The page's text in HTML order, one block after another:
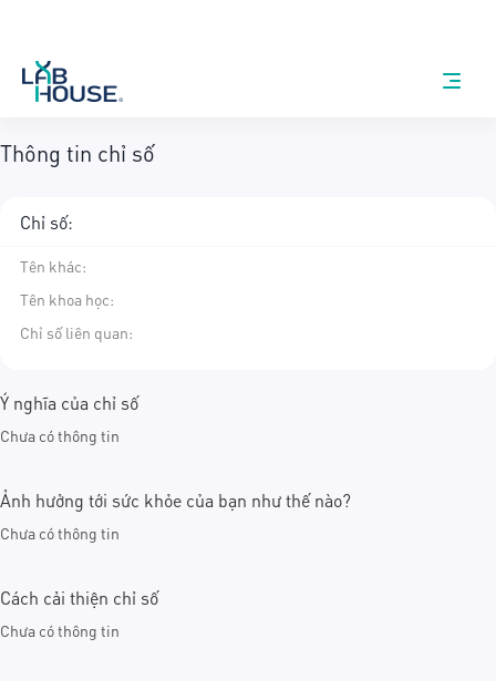
Thông tin chỉ số
Chỉ số:
Tên khác:
Tên khoa học:
Chỉ số liên quan:
Ý nghĩa của chỉ số
Chưa có thông tin
Ảnh hưởng tới sức khỏe của bạn như thế nào?
Chưa có thông tin
Cách cải thiện chỉ số
Chưa có thông tin